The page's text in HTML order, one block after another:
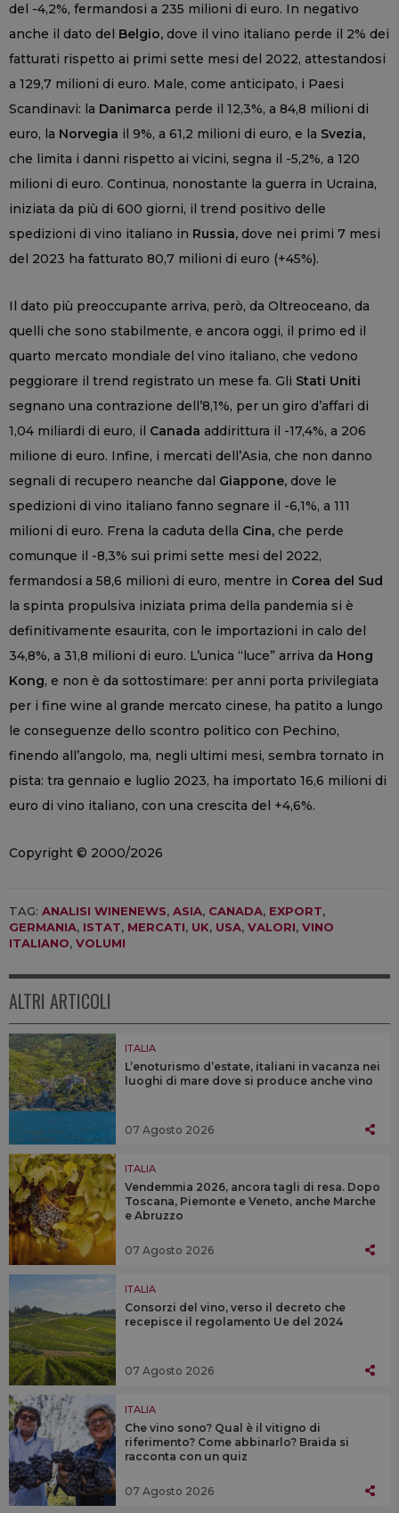
del -4,2%, fermandosi a 235 milioni di euro. In negativo
anche il dato del Belgio, dove il vino italiano perde il 2% dei
fatturati rispetto ai primi sette mesi del 2022, attestandosi
a 129,7 milioni di euro. Male, come anticipato, i Paesi
Scandinavi: la Danimarca perde il 12,3%, a 84,8 milioni di
euro, la Norvegia il 9%, a 61,2 milioni di euro, e la Svezia,
che limita i danni rispetto ai vicini, segna il -5,2%, a 120
milioni di euro. Continua, nonostante la guerra in Ucraina,
iniziata da più di 600 giorni, il trend positivo delle
spedizioni di vino italiano in Russia, dove nei primi 7 mesi
del 2023 ha fatturato 80,7 milioni di euro (+45%).
Il dato più preoccupante arriva, però, da Oltreoceano, da
quelli che sono stabilmente, e ancora oggi, il primo ed il
quarto mercato mondiale del vino italiano, che vedono
peggiorare il trend registrato un mese fa. Gli Stati Uniti
segnano una contrazione dell’8,1%, per un giro d’affari di
1,04 miliardi di euro, il Canada addirittura il -17,4%, a 206
milione di euro. Infine, i mercati dell’Asia, che non danno
segnali di recupero neanche dal Giappone, dove le
spedizioni di vino italiano fanno segnare il -6,1%, a 111
milioni di euro. Frena la caduta della Cina, che perde
comunque il -8,3% sui primi sette mesi del 2022,
fermandosi a 58,6 milioni di euro, mentre in Corea del Sud
la spinta propulsiva iniziata prima della pandemia si è
definitivamente esaurita, con le importazioni in calo del
34,8%, a 31,8 milioni di euro. L’unica “luce” arriva da Hong
Kong, e non è da sottostimare: per anni porta privilegiata
per i fine wine al grande mercato cinese, ha patito a lungo
le conseguenze dello scontro politico con Pechino,
finendo all’angolo, ma, negli ultimi mesi, sembra tornato in
pista: tra gennaio e luglio 2023, ha importato 16,6 milioni di
euro di vino italiano, con una crescita del +4,6%.
Copyright © 2000/2026
TAG: ANALISI WINENEWS, ASIA, CANADA, EXPORT,
GERMANIA, ISTAT, MERCATI, UK, USA, VALORI, VINO
ITALIANO, VOLUMI
ALTRI ARTICOLI
ITALIA
L’enoturismo d’estate, italiani in vacanza nei
luoghi di mare dove si produce anche vino
07 Agosto 2026
ITALIA
Vendemmia 2026, ancora tagli di resa. Dopo
Toscana, Piemonte e Veneto, anche Marche
e Abruzzo
07 Agosto 2026
ITALIA
Consorzi del vino, verso il decreto che
recepisce il regolamento Ue del 2024
07 Agosto 2026
ITALIA
Che vino sono? Qual è il vitigno di
riferimento? Come abbinarlo? Braida si
racconta con un quiz
07 Agosto 2026